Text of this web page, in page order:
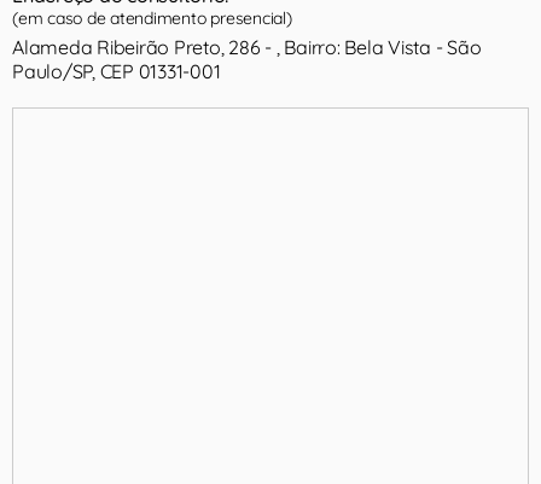
(em caso de atendimento presencial)
Alameda Ribeirão Preto, 286 - , Bairro: Bela Vista - São
Paulo/SP, CEP 01331-001